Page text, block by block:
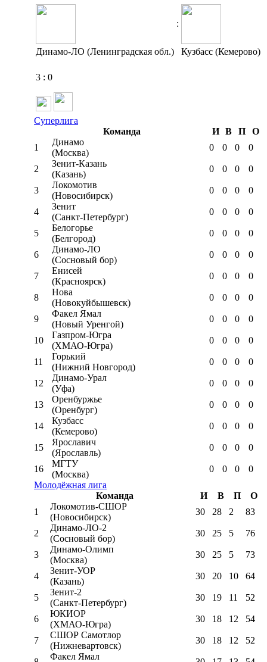
:
Динамо-ЛО (Ленинградская обл.) Кузбасс (Кемерово)
3 : 0
Суперлига
Команда
И В П
О
1
Динамо
(Москва)
0 0 0 0
2
Зенит-Казань
(Казань)
0 0 0 0
3
Локомотив
(Новосибирск)
0 0 0 0
4
Зенит
(Санкт-Петербург)
0 0 0 0
5
Белогорье
(Белгород)
0 0 0 0
6
Динамо-ЛО
(Сосновый бор)
0 0 0 0
7
Енисей
(Красноярск)
0 0 0 0
8
Нова
(Новокуйбышевск)
0 0 0 0
9
Факел Ямал
(Новый Уренгой)
0 0 0 0
10
Газпром-Югра
(ХМАО-Югра)
0 0 0 0
11
Горький
(Нижний Новгород)
0 0 0 0
12
Динамо-Урал
(Уфа)
0 0 0 0
13
Оренбуржье
(Оренбург)
0 0 0 0
14
Кузбасс
(Кемерово)
0 0 0 0
15
Ярославич
(Ярославль)
0 0 0 0
16
МГТУ
(Москва)
0 0 0
0
Молодёжная лига
Команда
И В П
О
1
Локомотив-CШОР
(Новосибирск)
30 28 2 83
2
Динамо-ЛО-2
(Сосновый бор)
30 25 5 76
3
Динамо-Олимп
(Москва)
30 25 5 73
4
Зенит-УОР
(Казань)
30 20 10 64
5
Зенит-2
(Санкт-Петербург)
30 19 11 52
6
ЮКИОР
(ХМАО-Югра)
30 18 12 54
7
СШОР Самотлор
(Нижневартовск)
30 18 12 52
Факел Ямал